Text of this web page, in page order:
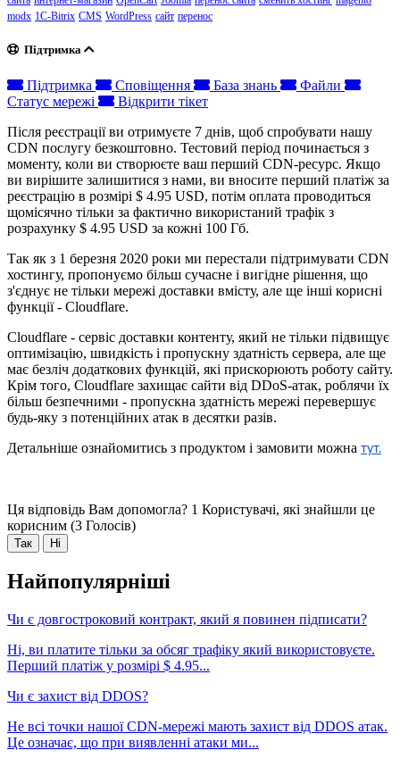
modx 1C-Bitrix CMS WordPress сайт перенос
Підтримка
Підтримка Сповіщення База знань
Файли
Статус мережі
Відкрити тікет
Після реєстрації ви отримуєте 7 днів, щоб спробувати нашу
CDN послугу безкоштовно. Тестовий період починається з
моменту, коли ви створюєте ваш перший CDN-ресурс. Якщо
ви вирішите залишитися з нами, ви вносите перший платіж за
реєстрацію в розмірі $ 4.95 USD, потім оплата проводиться
щомісячно тільки за фактично використаний трафік з
розрахунку $ 4.95 USD за кожні 100 Гб.
Так як з 1 березня 2020 роки ми перестали підтримувати CDN
хостингу, пропонуємо більш сучасне і вигідне рішення, що
з'єднує не тільки мережі доставки вмісту, але ще інші корисні
функції - Cloudflare.
Cloudflare - сервіс доставки контенту, який не тільки підвищує
оптимізацію, швидкість і пропускну здатність сервера, але ще
має безліч додаткових функцій, які прискорюють роботу сайту.
Крім того, Cloudflare захищає сайти від DDoS-атак, роблячи їх
більш безпечними - пропускна здатність мережі перевершує
будь-яку з потенційних атак в десятки разів.
Детальніше ознайомитись з продуктом і замовити можна тут.
Ця відповідь Вам допомогла? 1 Користувачі, які знайшли це
корисним (3 Голосів)
Так Ні
Найпопулярніші
Чи є довгостроковий контракт, який я повинен підписати?
Ні, ви платите тільки за обсяг трафіку який використовуєте.
Перший платіж у розмірі $ 4.95...
Чи є захист від DDOS?
Не всі точки нашої CDN-мережі мають захист від DDOS атак.
Це означає, що при виявленні атаки ми...